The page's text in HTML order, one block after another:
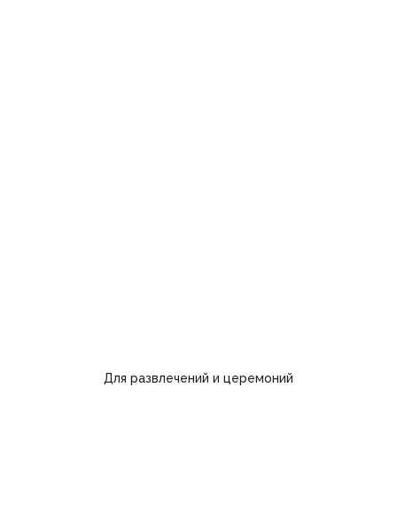
Для развлечений и церемоний